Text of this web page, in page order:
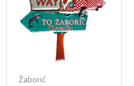
Žaborić